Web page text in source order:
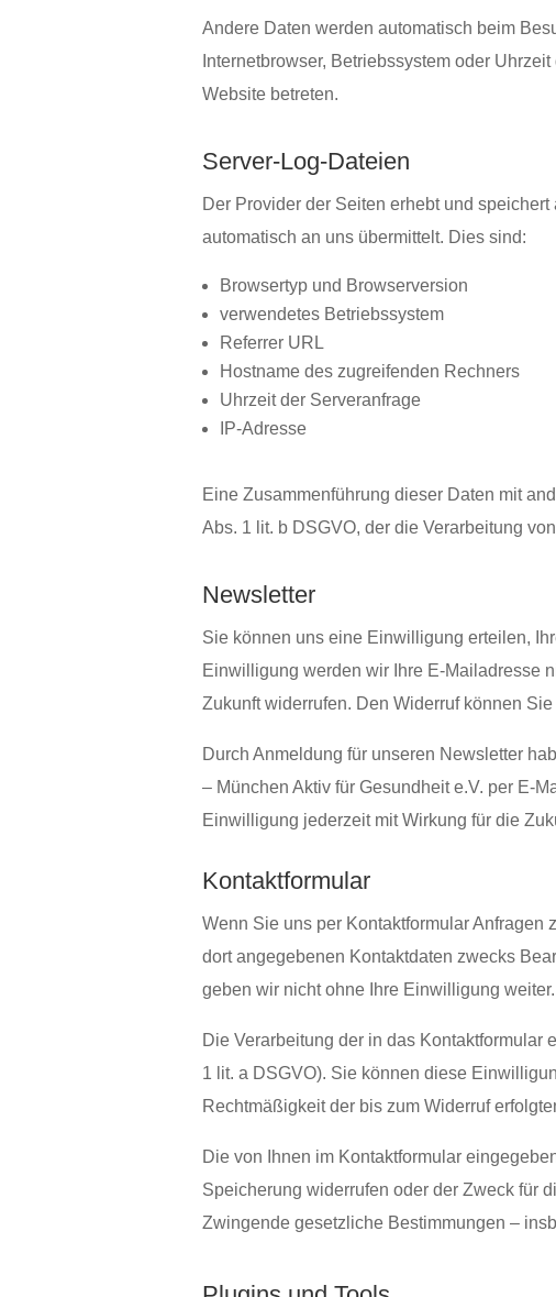
Andere Daten werden automatisch beim
Internetbrowser, Betriebssystem oder
Website betreten.
Server-Log-Dateien
Der Provider der Seiten erhebt und
automatisch an uns übermittelt. Dies sind:
Browsertyp und Browserversion
verwendetes Betriebssystem
Referrer URL
Hostname des zugreifenden Rechners
Uhrzeit der Serveranfrage
IP-Adresse
Eine Zusammenführung dieser Daten mit
Abs. 1 lit. b DSGVO, der die Verarbeitung
Newsletter
Sie können uns eine Einwilligung erteilen,
Einwilligung werden wir Ihre E-Mailadresse
Zukunft widerrufen. Den Widerruf können
Durch Anmeldung für unseren Newsletter
– München Aktiv für Gesundheit e.V. per E-
Einwilligung jederzeit mit Wirkung für die
Kontaktformular
Wenn Sie uns per Kontaktformular Anfragen
dort angegebenen Kontaktdaten zwecks
geben wir nicht ohne Ihre Einwilligung weiter.
Die Verarbeitung der in das
1 lit. a DSGVO). Sie können diese
Rechtmäßigkeit der bis zum Widerruf
Die von Ihnen im Kontaktformular
Speicherung widerrufen oder der Zweck für
Zwingende gesetzliche Bestimmungen–